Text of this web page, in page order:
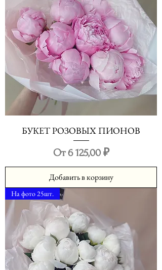
БУКЕТ РОЗОВЫХ ПИОНОВ
От6 125,00 ₽
Цена со скидкой
Добавить в корзину
На фото 25шт.